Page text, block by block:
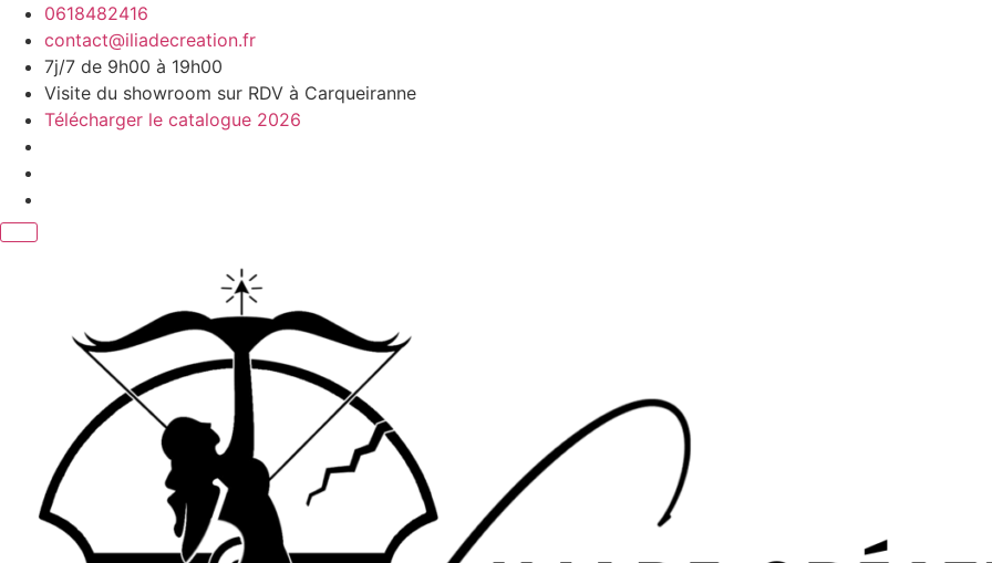
Aller
contenu
0618482416
contact@iliadecreation.fr
7j/7 de 9h00 à 19h00
Visite du showroom sur RDV à Carqueiranne
Télécharger le catalogue 2026